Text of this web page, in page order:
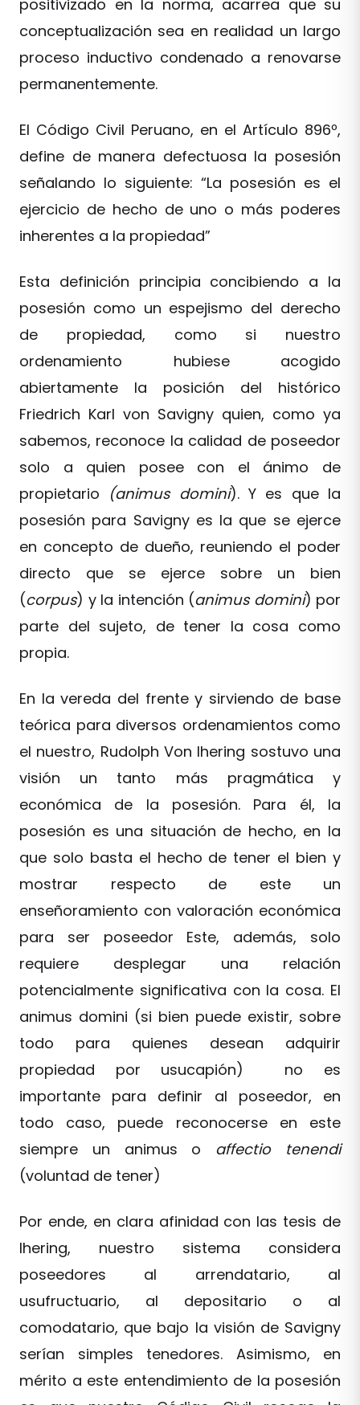
positivizado en la norma, acarrea que su
conceptualización sea en realidad un largo
proceso inductivo condenado a renovarse
permanentemente.
El Código Civil Peruano, en el Artículo 896º,
define de manera defectuosa la posesión
señalando lo siguiente: “La posesión es el
ejercicio de hecho de uno o más poderes
inherentes a la propiedad”
Esta definición principia concibiendo a la
posesión como un espejismo del derecho
de propiedad, como si nuestro
ordenamiento hubiese acogido
abiertamente la posición del histórico
Friedrich Karl von Savigny quien, como ya
sabemos, reconoce la calidad de poseedor
solo a quien posee con el ánimo de
propietario (animus domini). Y es que la
posesión para Savigny es la que se ejerce
en concepto de dueño, reuniendo el poder
directo que se ejerce sobre un bien
(corpus) y la intención (animus domini) por
parte del sujeto, de tener la cosa como
propia.
En la vereda del frente y sirviendo de base
teórica para diversos ordenamientos como
el nuestro, Rudolph Von Ihering sostuvo una
visión un tanto más pragmática y
económica de la posesión. Para él, la
posesión es una situación de hecho, en la
que solo basta el hecho de tener el bien y
mostrar respecto de este un
enseñoramiento con valoración económica
para ser poseedor Este, además, solo
requiere desplegar una relación
potencialmente significativa con la cosa. El
animus domini (si bien puede existir, sobre
todo para quienes desean adquirir
propiedad por usucapión) no es
importante para definir al poseedor, en
todo caso, puede reconocerse en este
siempre un animus o affectio tenendi
(voluntad de tener)
Por ende, en clara afinidad con las tesis de
Ihering, nuestro sistema considera
poseedores al arrendatario, al
usufructuario, al depositario o al
comodatario, que bajo la visión de Savigny
serían simples tenedores. Asimismo, en
mérito a este entendimiento de la posesión